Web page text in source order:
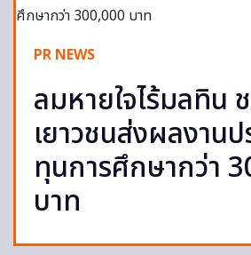
PR NEWS
ลมหายใจไร้มลทิน
เยาวชนส่งผลงาน
ทุนการศึกษากว่า
บาท